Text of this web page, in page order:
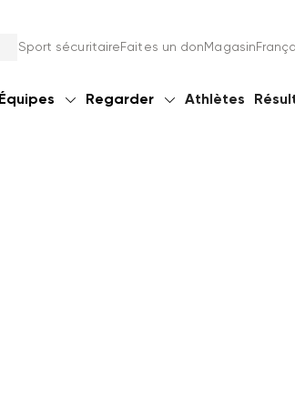
Sport sécuritaire Faites un don Magasin
Équipes Regarder Athlètes